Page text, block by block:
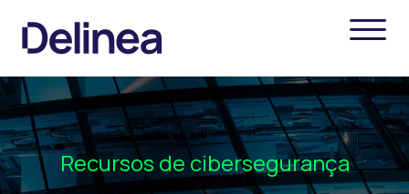
Recursos de cibersegurança